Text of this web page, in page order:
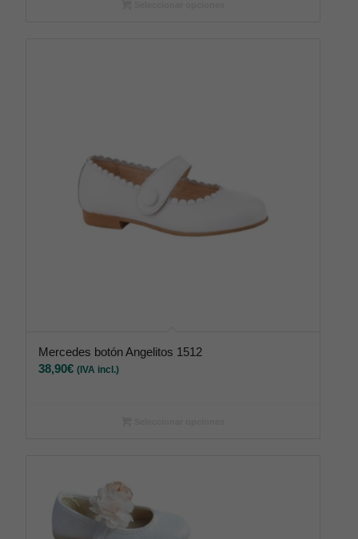
Mercedes botón Angelitos 1512
38,90€ (IVA incl.)